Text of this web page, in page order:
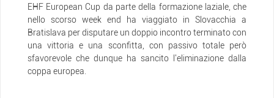
EHF European Cup da parte della formazione laziale, che
nello scorso week end ha viaggiato in Slovacchia a
Bratislava per disputare un doppio incontro terminato con
una vittoria e una sconfitta, con passivo totale però
sfavorevole che dunque ha sancito l'eliminazione dalla
coppa europea.